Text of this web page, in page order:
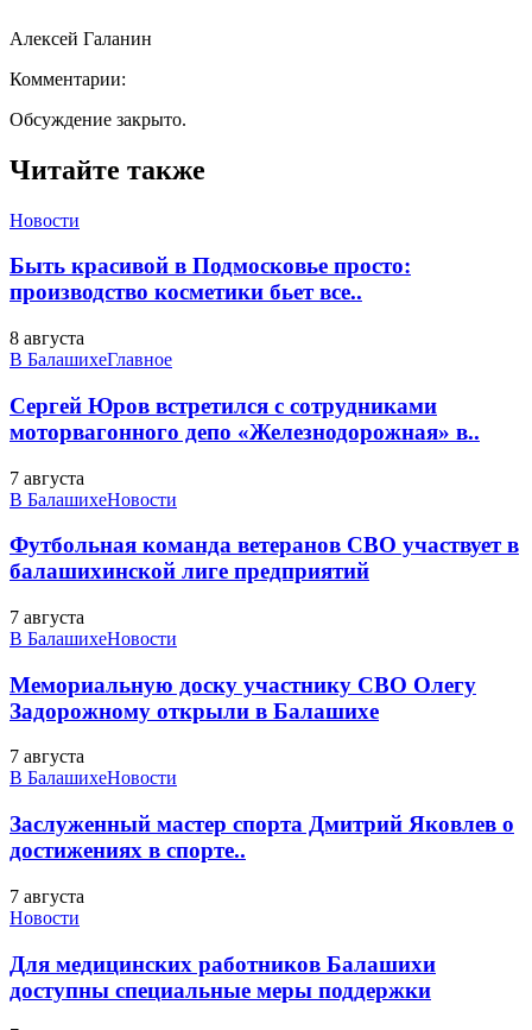
Алексей Галанин
Комментарии:
Обсуждение закрыто.
Читайте также
Новости
Быть красивой в Подмосковье просто:
производство косметики бьет все..
8 августа
В БалашихеГлавное
Сергей Юров встретился с сотрудниками
моторвагонного депо «Железнодорожная» в..
7 августа
В БалашихеНовости
Футбольная команда ветеранов СВО участвует в
балашихинской лиге предприятий
7 августа
В БалашихеНовости
Мемориальную доску участнику СВО Олегу
Задорожному открыли в Балашихе
7 августа
В БалашихеНовости
Заслуженный мастер спорта Дмитрий Яковлев о
достижениях в спорте..
7 августа
Новости
Для медицинских работников Балашихи
доступны специальные меры поддержки